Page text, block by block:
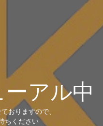
アル中
おりますので、
ちください